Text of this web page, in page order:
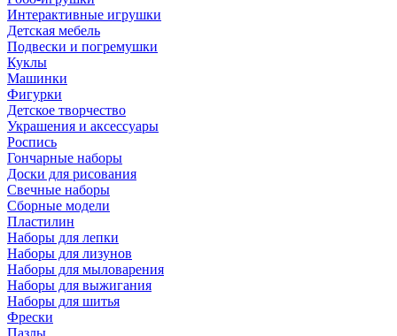
Интерактивные игрушки
Детская мебель
Подвески и погремушки
Куклы
Машинки
Фигурки
Детское творчество
Украшения и аксессуары
Роспись
Гончарные наборы
Доски для рисования
Свечные наборы
Сборные модели
Пластилин
Наборы для лепки
Наборы для лизунов
Наборы для мыловарения
Наборы для выжигания
Наборы для шитья
Фрески
Пазлы